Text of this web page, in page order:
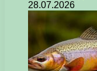
28.07.2026